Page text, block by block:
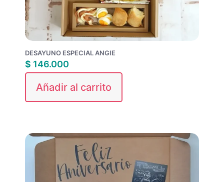
DESAYUNO ESPECIAL ANGIE
$ 146.000
Añadir al carrito